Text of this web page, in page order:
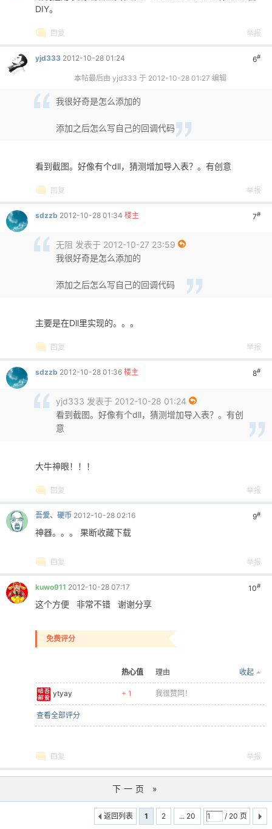
DIY。
回复 举报
6#
yjd333 2012-10-28 01:24
本帖最后由 yjd333 于 2012-10-28 01:27 编辑
我很好奇是怎么添加的
添加之后怎么写自己的回调代码
看到截图。好像有个dll，猜测增加导入表？。有创意
回复 举报
7#
sdzzb 2012-10-28 01:34 楼主
无阻 发表于 2012-10-27 23:59
我很好奇是怎么添加的
添加之后怎么写自己的回调代码
主要是在Dll里实现的。。。
回复 举报
8#
sdzzb 2012-10-28 01:36 楼主
yjd333 发表于 2012-10-28 01:24
看到截图。好像有个dll，猜测增加导入表？。有创
意
大牛神眼！！！
回复 举报
9#
吾爱、硬币 2012-10-28 02:16
神器。。。 果断收藏下载
回复 举报
10#
kuwo911 2012-10-28 07:17
这个方便 非常不错 谢谢分享
免费评分
热心值 收起
理由
ytyay + 1 我很赞同！
查看全部评分
回复 举报
下一页 »
1 2 ... 20 / 20 页
返回列表